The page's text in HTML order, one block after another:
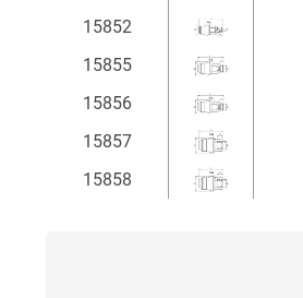
15852
15855
15856
15857
15858